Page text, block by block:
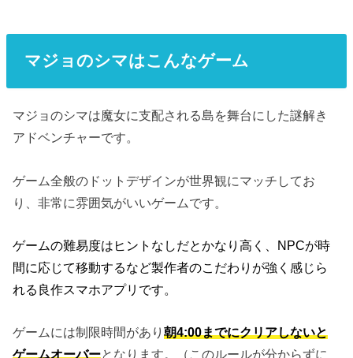
マジョのシマはこんなゲーム
マジョのシマは魔女に支配される島を舞台にした謎解き
アドベンチャーです。
ゲーム全般のドットデザインが世界観にマッチしてお
り、非常に雰囲気がいいゲームです。
ゲームの難易度はヒントなしだとかなり高く、NPCが時
間に応じて移動するなど製作者のこだわりが強く感じら
れる良作スマホアプリです。
ゲームには制限時間があり朝4:00までにクリアしないと
ゲームオーバーとなります。（このルールが分からずに